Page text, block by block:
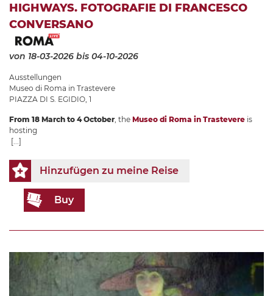
HIGHWAYS. FOTOGRAFIE DI FRANCESCO
CONVERSANO
von 18-03-2026 bis 04-10-2026
Ausstellungen
Museo di Roma in Trastevere
PIAZZA DI S. EGIDIO, 1
From 18 March to 4 October , the Museo di Roma in Trastevere is
hosting
[...]
Hinzufügen zu meine Reise
Buy